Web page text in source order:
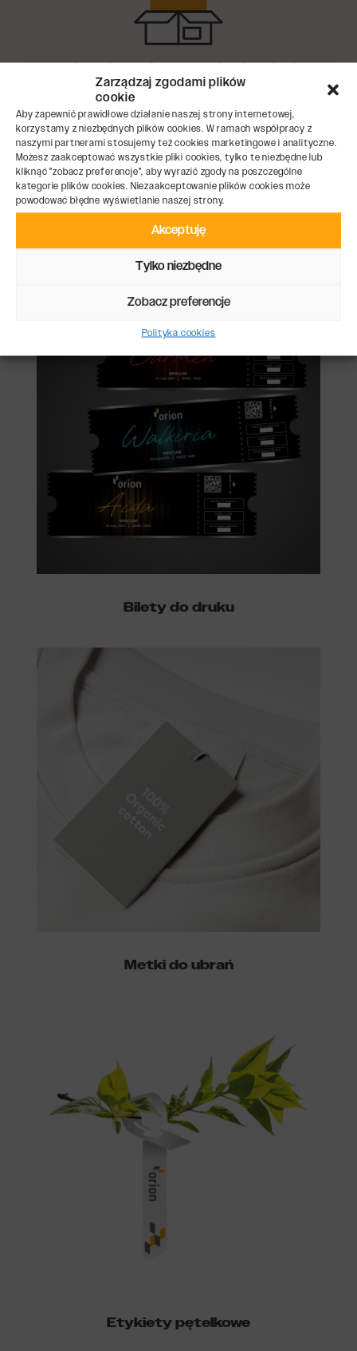
Zarządzaj zgodami plików
cookie
Aby zapewnić prawidłowe działanie naszej strony internetowej,
korzystamy z niezbędnych plików cookies. W ramach współpracy z
naszymi partnerami stosujemy też cookies marketingowe i analityczne.
Możesz zaakceptować wszystkie pliki cookies, tylko te niezbędne lub
kliknąć "zobacz preferencje", aby wyrazić zgody na poszczególne
kategorie plików cookies. Niezaakceptowanie plików cookies może
powodować błędne wyświetlanie naszej strony.
Akceptuję
Tylko niezbędne
Zobacz preferencje
Polityka cookies
Finalizacja zamówienia i
odbiór produktów
Proces kończy się dokładnym sprawdzeniem jakości finalnych
produktów, co zapewnia ich wysoki standard i gotowość do
terminowego dostarczenia.
Poznaj inne produkty
Bilety do druku
Metki do ubrań
Etykiety pętelkowe